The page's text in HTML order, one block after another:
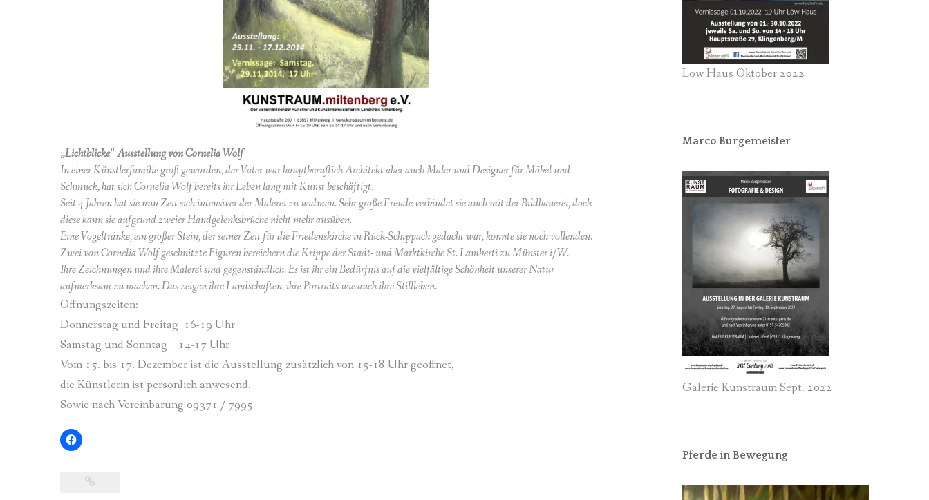
„Lichtblicke“ Ausstellung von Cornelia Wolf
In einer Künstlerfamilie groß geworden, der Vater war hauptberuflich Architekt aber auch Maler und Designer für Möbel und
Schmuck, hat sich Cornelia Wolf bereits ihr Leben lang mit Kunst beschäftigt.
Seit 4 Jahren hat sie nun Zeit sich intensiver der Malerei zu widmen. Sehr große Freude verbindet sie auch mit der Bildhauerei, doch
diese kann sie aufgrund zweier Handgelenksbrüche nicht mehr ausüben.
Eine Vogeltränke, ein großer Stein, der seiner Zeit für die Friedenskirche in Rück-Schippach gedacht war, konnte sie noch vollenden.
Zwei von Cornelia Wolf geschnitzte Figuren bereichern die Krippe der Stadt- und Marktkirche St. Lamberti zu Münster i/W.
Ihre Zeichnungen und ihre Malerei sind gegenständlich. Es ist ihr ein Bedürfnis auf die vielfältige Schönheit unserer Natur
aufmerksam zu machen. Das zeigen ihre Landschaften, ihre Portraits wie auch ihre Stillleben.
Öffnungszeiten:
Donnerstag und Freitag 16-19 Uhr
Samstag und Sonntag 14-17 Uhr
Vom 15. bis 17. Dezember ist die Ausstellung zusätzlichvon 15-18 Uhr geöffnet,
die Künstlerin ist persönlich anwesend.
Sowie nach Vereinbarung 09371 / 7995
Löw Haus Oktober 2022
Marco Burgemeister
Galerie Kunstraum Sept. 2022
Pferde in Bewegung